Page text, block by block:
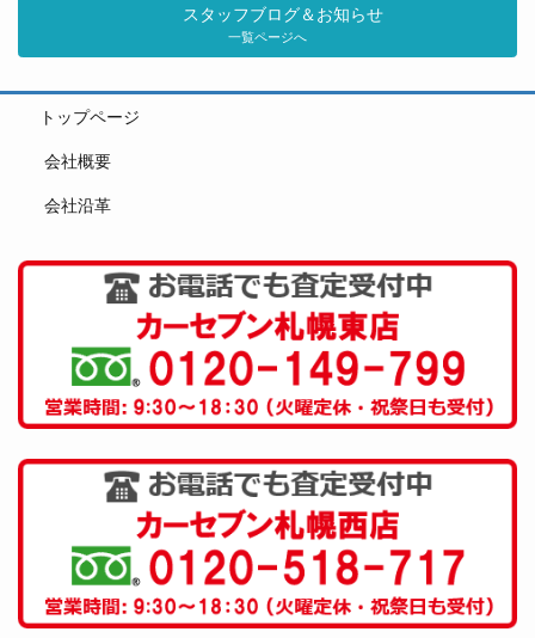
スタッフブログ＆お知らせ
一覧ページへ
トップページ
会社概要
会社沿革